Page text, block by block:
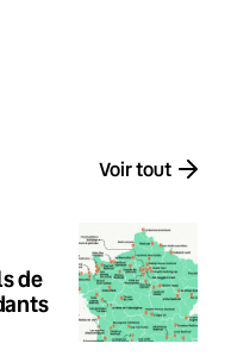
Voir tout
de